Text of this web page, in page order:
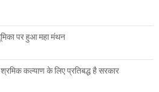
पर हुआ महा मंथन
कल्याण के लिए प्रतिबद्ध है सरकार